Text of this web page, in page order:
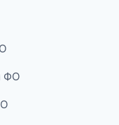
ФО